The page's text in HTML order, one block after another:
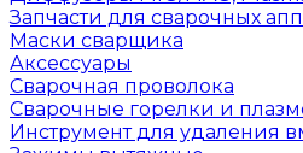
Запчасти для сварочных
Маски сварщика
Аксессуары
Сварочная проволока
Сварочные горелки и
Инструмент для удаления